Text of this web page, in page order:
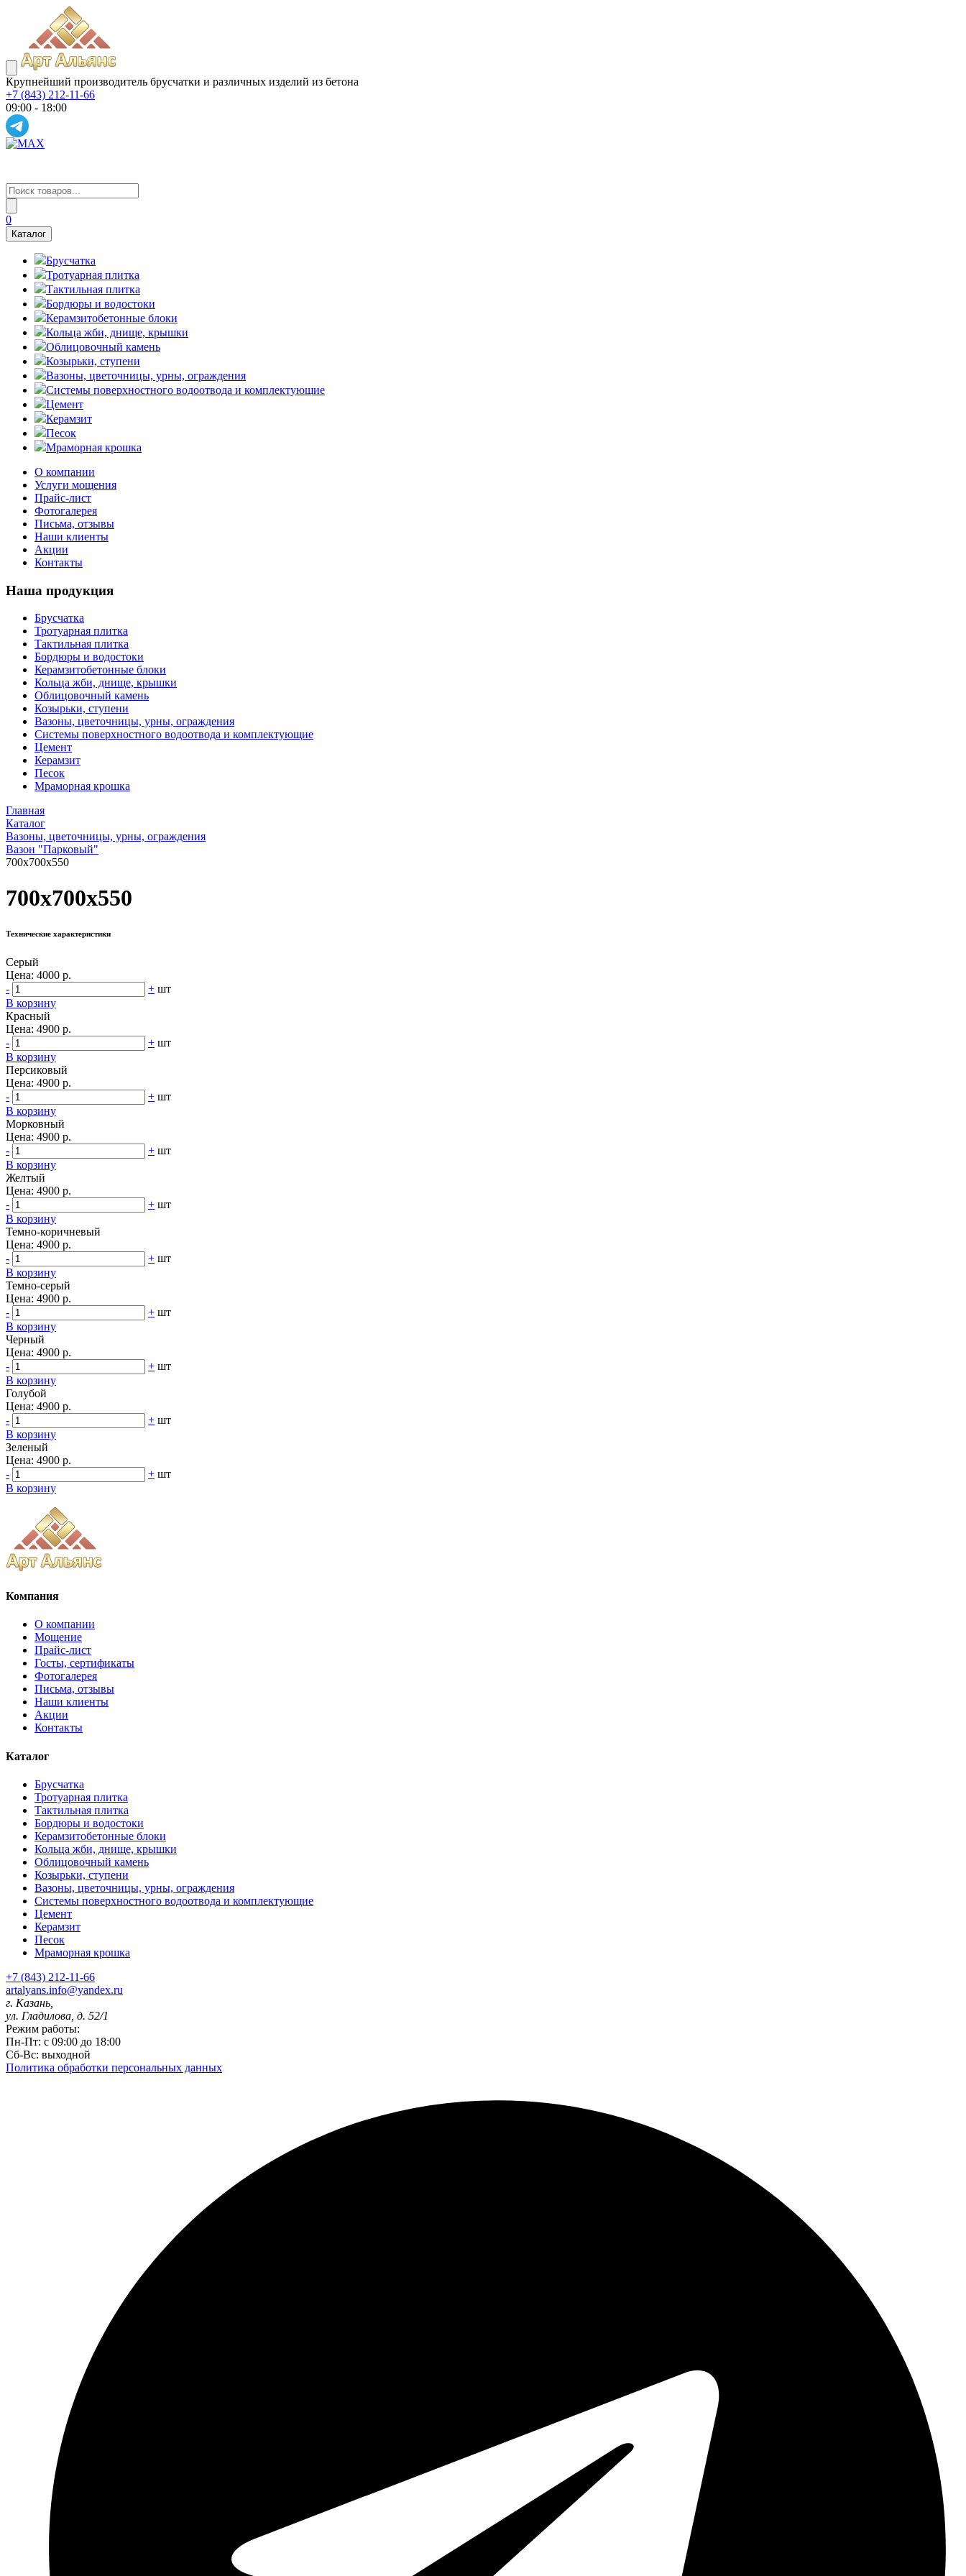
Крупнейший производитель брусчатки и различных изделий из бетона
+7 (843) 212-11-66
09:00 - 18:00
0
Каталог
Брусчатка
Тротуарная плитка
Тактильная плитка
Бордюры и водостоки
Керамзитобетонные блоки
Кольца жби, днище, крышки
Облицовочный камень
Козырьки, ступени
Вазоны, цветочницы, урны, ограждения
Системы поверхностного водоотвода и комплектующие
Цемент
Керамзит
Песок
Мраморная крошка
О компании
Услуги мощения
Прайс-лист
Фотогалерея
Письма, отзывы
Наши клиенты
Акции
Контакты
Наша продукция
Брусчатка
Тротуарная плитка
Тактильная плитка
Бордюры и водостоки
Керамзитобетонные блоки
Кольца жби, днище, крышки
Облицовочный камень
Козырьки, ступени
Вазоны, цветочницы, урны, ограждения
Системы поверхностного водоотвода и комплектующие
Цемент
Керамзит
Песок
Мраморная крошка
Главная
Каталог
Вазоны, цветочницы, урны, ограждения
Вазон "Парковый"
700x700x550
700x700x550
Технические характеристики
Серый
Цена: 4000 р.
-
+ шт
В корзину
Красный
Цена: 4900 р.
-
+ шт
В корзину
Персиковый
Цена: 4900 р.
-
+ шт
В корзину
Морковный
Цена: 4900 р.
-
+ шт
В корзину
Желтый
Цена: 4900 р.
-
+ шт
В корзину
Темно-коричневый
Цена: 4900 р.
-
+ шт
В корзину
Темно-серый
Цена: 4900 р.
-
+ шт
В корзину
Черный
Цена: 4900 р.
-
+ шт
В корзину
Голубой
Цена: 4900 р.
-
+ шт
В корзину
Зеленый
Цена: 4900 р.
-
+ шт
В корзину
Компания
О компании
Мощение
Прайс-лист
Госты, сертификаты
Фотогалерея
Письма, отзывы
Наши клиенты
Акции
Контакты
Каталог
Брусчатка
Тротуарная плитка
Тактильная плитка
Бордюры и водостоки
Керамзитобетонные блоки
Кольца жби, днище, крышки
Облицовочный камень
Козырьки, ступени
Вазоны, цветочницы, урны, ограждения
Системы поверхностного водоотвода и комплектующие
Цемент
Керамзит
Песок
Мраморная крошка
+7 (843) 212-11-66
artalyans.info@yandex.ru
г. Казань,
ул. Гладилова, д. 52/1
Режим работы:
Пн-Пт: с 09:00 до 18:00
Сб-Вс: выходной
Политика обработки персональных данных